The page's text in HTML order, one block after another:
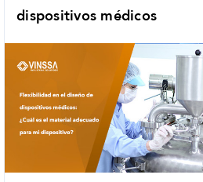
dispositivos médicos